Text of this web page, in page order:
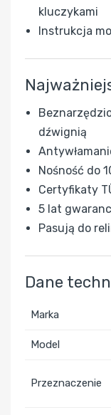
kluczykami
Instrukcja
dźwignią
Nośność do
Certyfikaty
5 lat
Pasują do
Dane
Marka
Model
Przeznaczenie